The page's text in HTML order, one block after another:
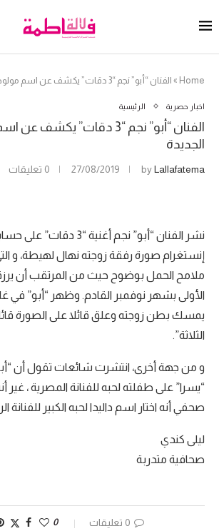
Home
» الفنان “أبو” نجم “3 دقات” يكشف عن اسم مولودته الجديدة
اخبار حصرية الرئيسية
الفنان “أبو” نجم “3 دقات”
الجديدة
byLallafatema
27/08/2019 0 تعليقات
نشر الفنان “أبو” نجم أغنية
إنستغرام صورة رفقة زوجته نهال لهيطة، و
ملامح الحمل بوضوح حيث من المرتقب أن
الأولى بشهر نوفمبر القادم. وظهر “أبو” في
يمسك بطن زوجته وعلق قائلا على الصورة
الثلاثة”.
و من جهة أخرى، انتشرت شائعات تقول أن
“يسرا” على طفلته لحبه للفنانة المصرية ، غير
صحفي أنه اختار اسم داليدا لحبه الكبير للفنانة
ليلى كندي
صحافية متدربة
0 تعليقات 0